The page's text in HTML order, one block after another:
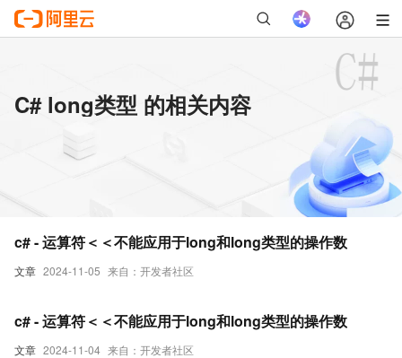
C# long类型 的相关内容
文章 2024-11-05 来自：开发者社区
c# - 运算符＜＜不能应用于long和long类型的操作数
文章 2024-11-04 来自：开发者社区
c# - 运算符＜＜不能应用于long和long类型的操作数